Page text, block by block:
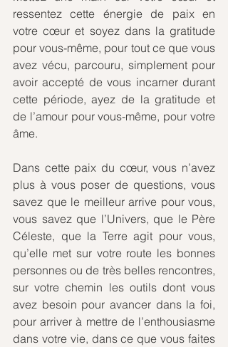
ressentez cette énergie de paix en
votre cœur et soyez dans la gratitude
pour vous-même, pour tout ce que vous
avez vécu, parcouru, simplement pour
avoir accepté de vous incarner durant
cette période, ayez de la gratitude et
de l’amour pour vous-même, pour votre
âme.
Dans cette paix du cœur, vous n’avez
plus à vous poser de questions, vous
savez que le meilleur arrive pour vous,
vous savez que l’Univers, que le Père
Céleste, que la Terre agit pour vous,
qu’elle met sur votre route les bonnes
personnes ou de très belles rencontres,
sur votre chemin les outils dont vous
avez besoin pour avancer dans la foi,
pour arriver à mettre de l’enthousiasme
dans votre vie, dans ce que vous faites